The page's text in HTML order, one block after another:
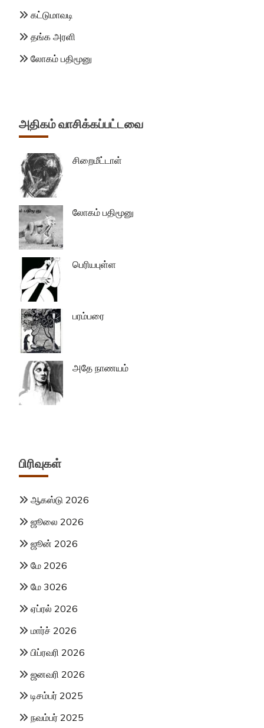
கட்டுமாவடி
தங்க அரளி
லோகம் பதிமூனு
அதிகம் வாசிக்கப்பட்டவை
சிறைமீட்டாள்
லோகம் பதிமூனு
பெரியபுள்ள
பரம்பரை
அதே நாணயம்
பிரிவுகள்
ஆகஸ்டு 2026
ஜூலை 2026
ஜூன் 2026
மே 2026
மே 3026
ஏப்ரல் 2026
மார்ச் 2026
பிப்ரவரி 2026
ஜனவரி 2026
டிசம்பர் 2025
நவம்பர் 2025